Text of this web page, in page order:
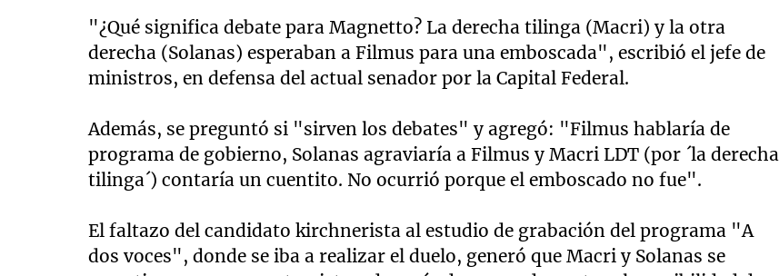
"¿Qué significa debate para Magnetto? La derecha tilinga (Macri) y la otra
derecha (Solanas) esperaban a Filmus para una emboscada", escribió el jefe de
ministros, en defensa del actual senador por la Capital Federal.
Además, se preguntó si "sirven los debates" y agregó: "Filmus hablaría de
programa de gobierno, Solanas agraviaría a Filmus y Macri LDT (por ´la derecha
tilinga´) contaría un cuentito. No ocurrió porque el emboscado no fue".
El faltazo del candidato kirchnerista al estudio de grabación del programa "A
dos voces", donde se iba a realizar el duelo, generó que Macri y Solanas se